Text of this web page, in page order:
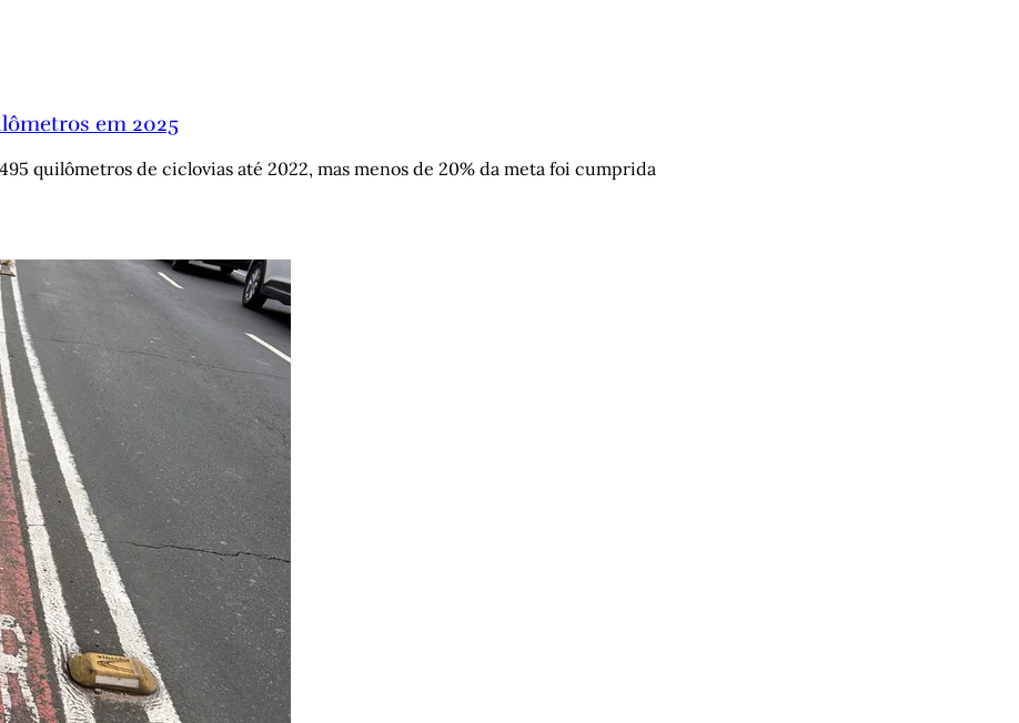
em 2025
quilômetros de ciclovias até 2022, mas menos de 20% da meta foi cumprida